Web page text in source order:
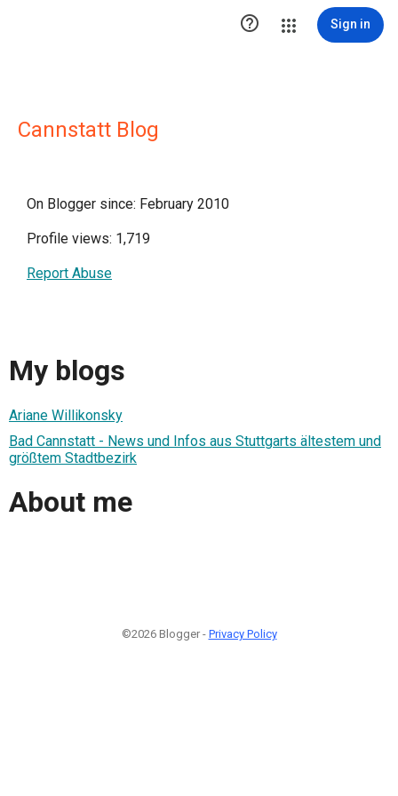
 Sign in
Cannstatt Blog
On Blogger since: February 2010
Profile views: 1,719
Report Abuse
My blogs
Ariane Willikonsky
Bad Cannstatt - News und Infos aus Stuttgarts ältestem und
größtem Stadtbezirk
About me
©2026 Blogger - Privacy Policy